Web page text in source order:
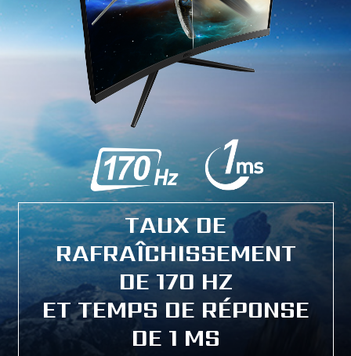
TAUX DE
RAFRAÎCHISSEMENT
DE 170 HZ
ET TEMPS DE RÉPONSE
DE 1 MS